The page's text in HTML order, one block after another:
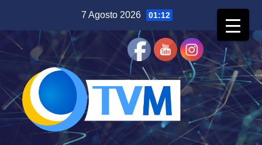
contenuto
7 Agosto 2026 01:12